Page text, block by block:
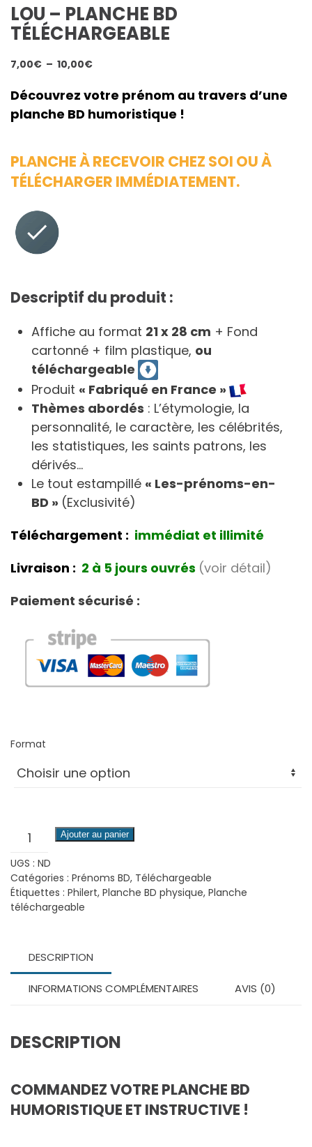
LOU – PLANCHE BD
TÉLÉCHARGEABLE
7,00€ – 10,00€Plage
prix :
7,00€
à
Découvrez votre prénom au travers d’une
planche BD humoristique !
PLANCHE À RECEVOIR CHEZ SOI OU À
TÉLÉCHARGER IMMÉDIATEMENT.
Descriptif du produit :
Affiche au format 21 x 28 cm + Fond
cartonné + film plastique, ou
téléchargeable
Produit « Fabriqué en France »
Thèmes abordés : L’étymologie, la
personnalité, le caractère, les célébrités,
les statistiques, les saints patrons, les
dérivés…
Le tout estampillé « Les-prénoms-en-
BD » (Exclusivité)
Téléchargement : immédiat et illimité
Livraison : 2 à 5 jours ouvrés (voir détail)
Paiement sécurisé :
Format
quantité
Lou
-
Planche
Ajouter au panier
UGS : ND
Catégories : Prénoms BD, Téléchargeable
Étiquettes : Philert, Planche BD physique, Planche
téléchargeable
DESCRIPTION
INFORMATIONS COMPLÉMENTAIRES AVIS (0)
DESCRIPTION
COMMANDEZ VOTRE PLANCHE BD
HUMORISTIQUE ET INSTRUCTIVE !